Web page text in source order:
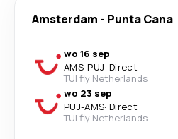
Amsterdam - Punta Cana
wo 16 sep
AMS-PUJ· Direct
TUI fly Netherlands
wo 23 sep
PUJ-AMS· Direct
TUI fly Netherlands